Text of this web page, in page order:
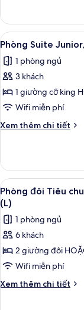
(B2C-
CA)
Phòng
Suite,
quang
biển
(B2C-
Xem
tất
cả
ảnh
Phòng
Suite
Junior,
quang
biển
(B2C-
CA)
2
Phòng Suite
1 phòng ngủ
3 khách
1 giường cỡ king
Wifi miễn phí
Xem thêm chi tiết
Chi
Phòng
Suite
Junior,
quang
cảnh
biển
(B2C-
Xem
tất
cả
ảnh
Phòng
đôi
Tiêu
chuẩn,
2
Phòng đôi Tiêu
(L)
1 phòng ngủ
6 khách
2 giường đôi
Wifi miễn phí
Xem thêm chi tiết
Chi